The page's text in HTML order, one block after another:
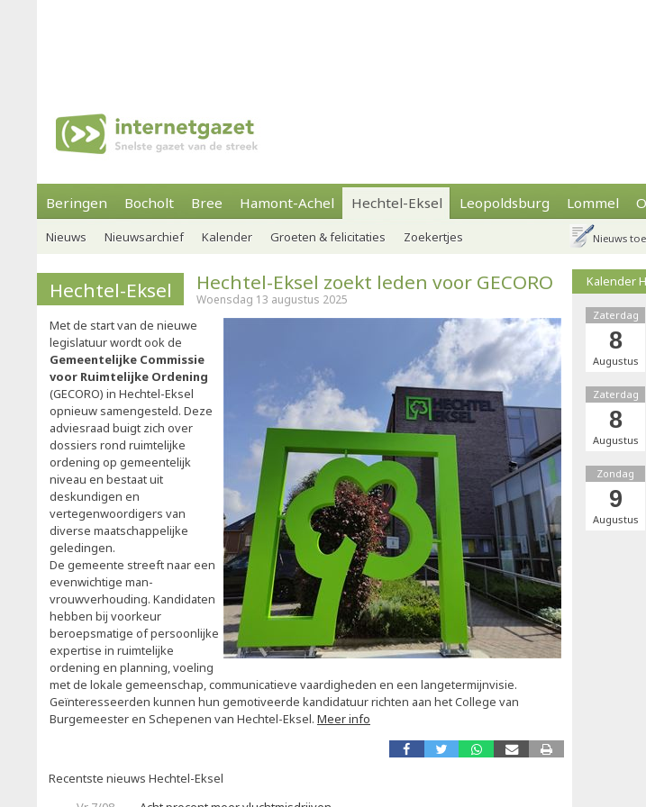
Beringen Bocholt Bree Hamont-Achel Hechtel-Eksel Leopoldsburg Lommel
Nieuws Nieuwsarchief Kalender Groeten & felicitaties Zoekertjes Nieuws
Hechtel-Eksel Hechtel-Eksel zoekt leden voor GECORO
Woensdag 13 augustus 2025
Met de start van de nieuwe
legislatuur wordt ook de
Gemeentelijke Commissie
voor Ruimtelijke Ordening
(GECORO) in Hechtel-Eksel
opnieuw samengesteld. Deze
adviesraad buigt zich over
dossiers rond ruimtelijke
ordening op gemeentelijk
niveau en bestaat uit
deskundigen en
vertegenwoordigers van
diverse maatschappelijke
geledingen.
De gemeente streeft naar een
evenwichtige man-
vrouwverhouding. Kandidaten
hebben bij voorkeur
beroepsmatige of persoonlijke
expertise in ruimtelijke
ordening en planning, voeling
met de lokale gemeenschap, communicatieve vaardigheden en een langetermijnvisie.
Geïnteresseerden kunnen hun gemotiveerde kandidatuur richten aan het College van
Burgemeester en Schepenen van Hechtel-Eksel. Meer info
Recentste nieuws Hechtel-Eksel
Kalender
Zaterdag
8
Augustus
Zaterdag
8
Augustus
Zondag
9
Augustus